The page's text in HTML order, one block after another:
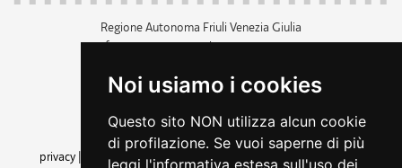
Noi usiamo i cookies
Questo sito NON utilizza alcun cookie
di profilazione. Se vuoi saperne di più
leggi l'informativa estesa sull'uso dei
Regione Autonoma Friuli Venezia Giulia
c.f. 80014930327; p.iva 00526040324
+39 040 3771111
amministrazione trasparente
privacy
cookie |note legali accessibilità
dichiarazione di